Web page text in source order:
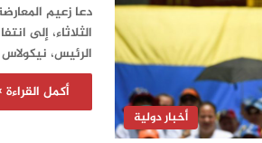
أخبار دولية
دعا زعيم
الثلاثاء، إلى
الرئيس،
أكمل القراءة